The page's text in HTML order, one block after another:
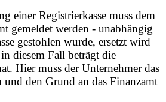
einer Registrierkasse muss dem
gemeldet werden - unabhängig
gestohlen wurde, ersetzt wird
diesem Fall beträgt die
Hier muss der Unternehmer das
und den Grund an das Finanzamt